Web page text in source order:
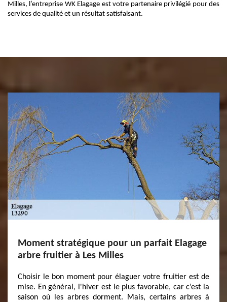
Milles, l’entreprise WK Elagage est votre partenaire privilégié pour des
services de qualité et un résultat satisfaisant.
Moment stratégique pour un parfait Elagage
arbre fruitier à Les Milles
Choisir le bon moment pour élaguer votre fruitier est de
mise. En général, l'hiver est le plus favorable, car c’est la
saison où les arbres dorment. Mais, certains arbres à